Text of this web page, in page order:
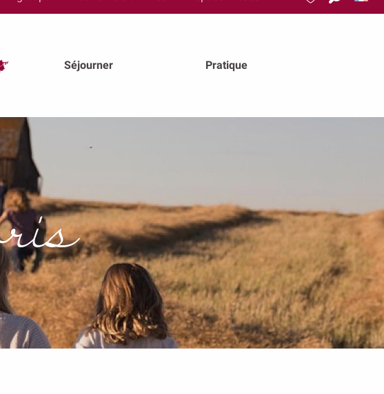
Séjourner Pratique